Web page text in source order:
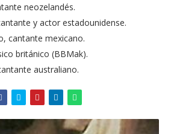
neozelandés.
y actor estadounidense.
cantante mexicano.
británico (BBMak).
australiano.